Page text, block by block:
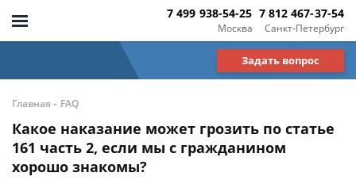
Москва
7 499 938-54-25
Санкт-Петербург
7 812 467-37-54
Задать вопрос
Главная - FAQ
Какое наказание может грозить по статье
161 часть 2, если мы с гражданином
хорошо знакомы?